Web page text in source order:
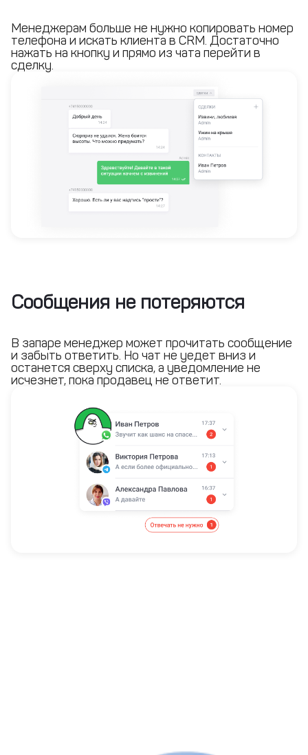
Менеджерам больше не нужно копировать номер
телефона и искать клиента в CRM. Достаточно
нажать на кнопку и прямо из чата перейти в
сделку.
Сообщения не потеряются
В запаре менеджер может прочитать сообщение
и забыть ответить. Но чат не уедет вниз и
останется сверху списка, а уведомление не
исчезнет, пока продавец не ответит.